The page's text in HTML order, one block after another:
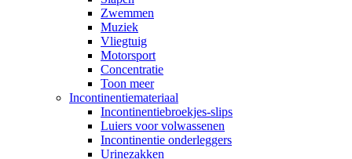
Zwemmen
Muziek
Vliegtuig
Motorsport
Concentratie
Toon meer
Incontinentiemateriaal
Incontinentiebroekjes-slips
Luiers voor volwassenen
Incontinentie onderleggers
Urinezakken